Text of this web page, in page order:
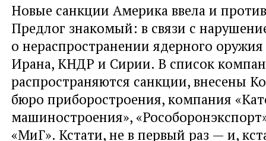
Новые санкции Америка ввела и
Предлог знакомый: в связи с
о нераспространении ядерного
Ирана, КНДР и Сирии. В список
распространяются санкции, внесены
бюро приборостроения, компания
машиностроения»,
«МиГ». Кстати, не в первый раз — и,